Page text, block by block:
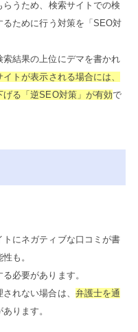
うため、検索サイトでの検
ために行う対策を「SEO対
結果の上位にデマを書かれ
トが表示される場合には、
る「逆SEO対策」が有効で
にネガティブな口コミが書
も。
必要があります。
れない場合は、 弁護士を通
ります。